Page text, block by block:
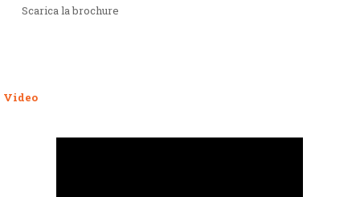
Scarica la brochure
Video